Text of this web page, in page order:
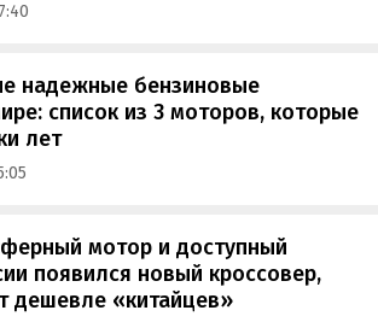
надежные бензиновые
список из 3 моторов, которые
лет
мотор и доступный
появился новый кроссовер,
дешевле «китайцев»